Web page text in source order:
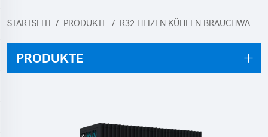
STARTSEITE / PRODUKTE / R32 HEIZEN KÜHLEN BRAUCHWASSER WÄRMEPUMPE
PRODUKTE